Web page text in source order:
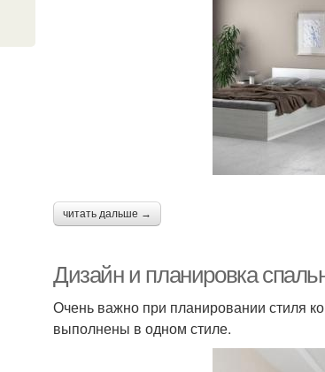
читать дальше →
Дизайн и планировка
Очень важно при планировании стиля
выполнены в одном стиле.